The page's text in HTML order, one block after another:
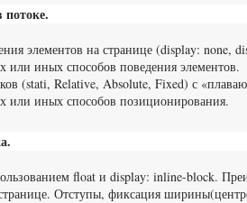
элементов на странице (display:
или иных способов поведения элементов.
(stati, Relative, Absolute, Fixed) с
или иных способов позиционирования.
float и display: inline-block.
Отступы, фиксация